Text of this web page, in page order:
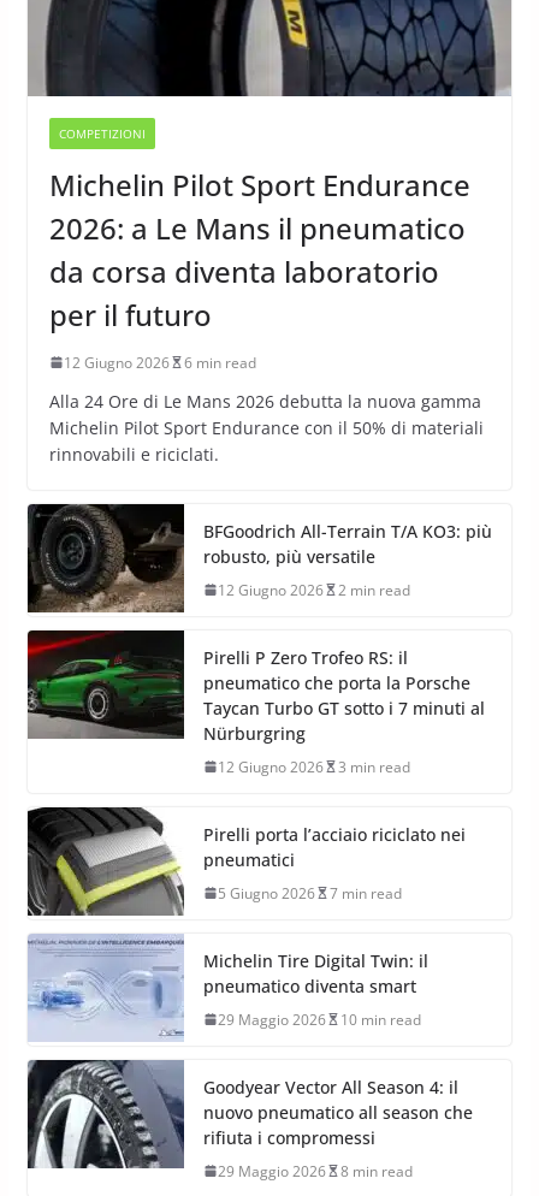
COMPETIZIONI
Michelin Pilot Sport Endurance
2026: a Le Mans il pneumatico
da corsa diventa laboratorio
per il futuro
12 Giugno 2026 6 min read
Alla 24 Ore di Le Mans 2026 debutta la nuova gamma
Michelin Pilot Sport Endurance con il 50% di materiali
rinnovabili e riciclati.
BFGoodrich All-Terrain T/A KO3: più
robusto, più versatile
12 Giugno 2026 2 min read
Pirelli P Zero Trofeo RS: il
pneumatico che porta la Porsche
Taycan Turbo GT sotto i 7 minuti al
Nürburgring
12 Giugno 2026 3 min read
Pirelli porta l’acciaio riciclato nei
pneumatici
5 Giugno 2026 7 min read
Michelin Tire Digital Twin: il
pneumatico diventa smart
29 Maggio 2026 10 min read
Goodyear Vector All Season 4: il
nuovo pneumatico all season che
rifiuta i compromessi
29 Maggio 2026 8 min read